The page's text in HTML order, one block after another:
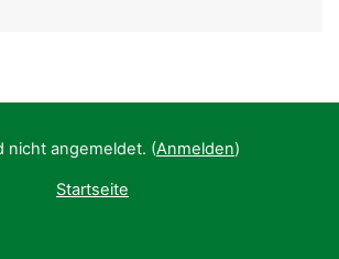
nicht angemeldet. (Anmelden)
Startseite